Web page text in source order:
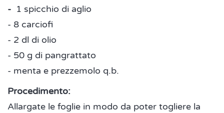
- 1 spicchio di aglio
- 8 carciofi
- 2 dl di olio
- 50 g di pangrattato
- menta e prezzemolo q.b.
Procedimento:
Allargate le foglie in modo da poter togliere la